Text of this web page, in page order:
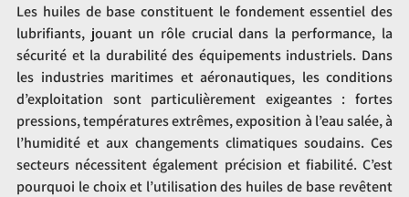
Les huiles de base constituent le fondement essentiel des
lubrifiants, jouant un rôle crucial dans la performance, la
sécurité et la durabilité des équipements industriels. Dans
les industries maritimes et aéronautiques, les conditions
d’exploitation sont particulièrement exigeantes : fortes
pressions, températures extrêmes, exposition à l’eau salée, à
l’humidité et aux changements climatiques soudains. Ces
secteurs nécessitent également précision et fiabilité. C’est
pourquoi le choix et l’utilisation des huiles de base revêtent